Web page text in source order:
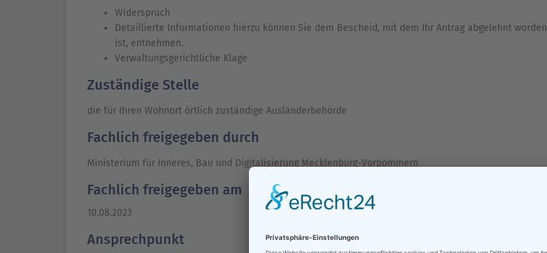
Widerspruch
Detaillierte Informationen hierzu können Sie dem Bescheid, mit dem Ihr Antrag abgelehnt worden
ist, entnehmen.
Verwaltungsgerichtliche Klage
Zuständige Stelle
die für Ihren Wohnort örtlich zuständige Ausländerbehörde
Fachlich freigegeben durch
Ministerium für Inneres, Bau und Digitalisierung Mecklenburg-Vorpommern
Fachlich freigegeben am
10.08.2023
Ansprechpunkt